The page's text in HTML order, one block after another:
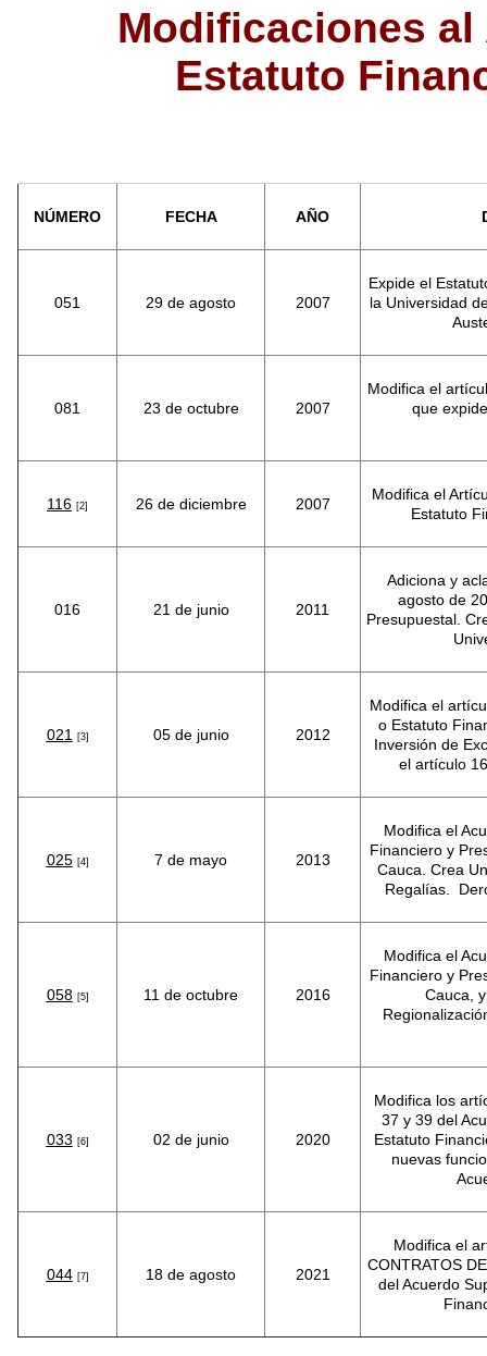
Modificaciones al
Estatuto
NÚMERO FECHA AÑO
051 29 de agosto 2007
Expide el
la Universidad
081 23 de octubre 2007
Modifica el
que
116 [2] 26 de diciembre 2007
Modifica el
Estatuto
016 21 de junio 2011
Adiciona y
agosto de
Presupuestal.
021 [3] 05 de junio 2012
Modifica el
o Estatuto
Inversión de
el artículo
025 [4] 7 de mayo 2013
Modifica el
Financiero y
Cauca. Crea
Regalías.
058 [5] 11 de octubre 2016
Modifica el
Financiero y
Cauca,
033 [6] 02 de junio 2020
Modifica los
37 y 39 del
Estatuto
nuevas
044 [7] 18 de agosto 2021
Modifica el
CONTRATOS
del Acuerdo